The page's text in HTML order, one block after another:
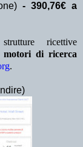
- 390,76€ a
ricettive
motori di ricerca
.